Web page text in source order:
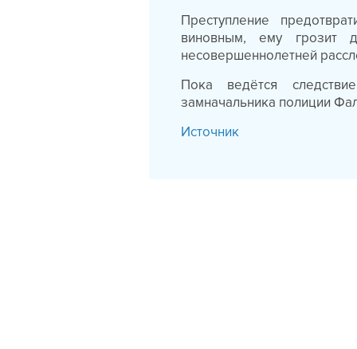
Преступление
виновным, ему грозит
несовершеннолетней
Пока ведётся
замначальника полиции
Источник